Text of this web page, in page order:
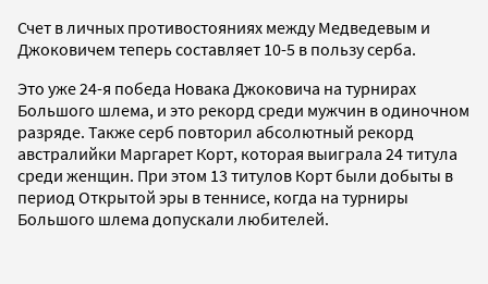
Счет в личных противостояниях между Медведевым и
Джоковичем теперь составляет 10-5 в пользу серба.
Это уже 24-я победа Новака Джоковича на турнирах
Большого шлема, и это рекорд среди мужчин в одиночном
разряде. Также серб повторил абсолютный рекорд
австралийки Маргарет Корт, которая выиграла 24 титула
среди женщин. При этом 13 титулов Корт были добыты в
период Открытой эры в теннисе, когда на турниры
Большого шлема допускали любителей.